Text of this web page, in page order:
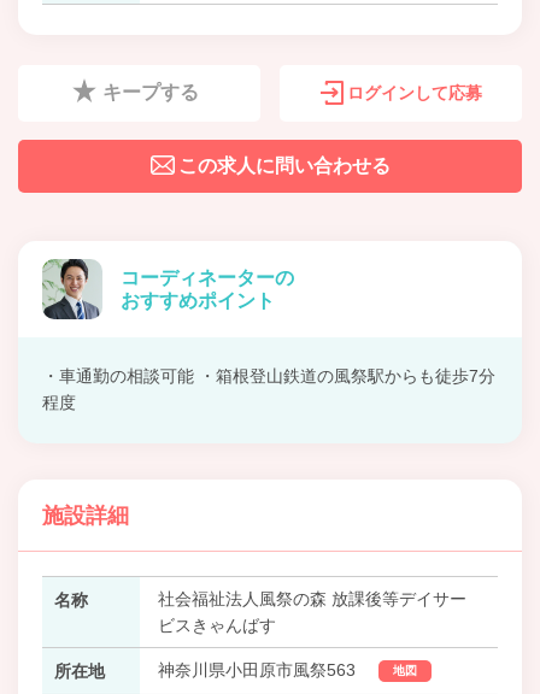
キープする ログインして応募
この求人に問い合わせる
コーディネーターの
おすすめポイント
・車通勤の相談可能 ・箱根登山鉄道の風祭駅からも徒歩7分
程度
施設詳細
名称
社会福祉法人風祭の森 放課後等デイサー
ビスきゃんばす
所在地 神奈川県小田原市風祭563 地図